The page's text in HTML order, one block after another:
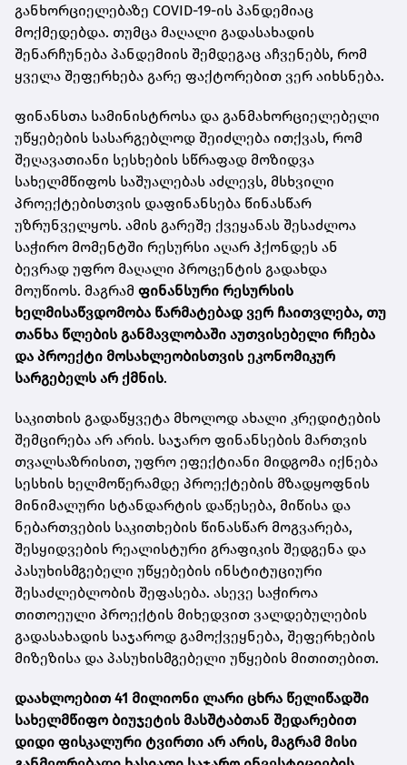
განხორციელებაზე COVID-19-ის პანდემიაც
მოქმედებდა. თუმცა მაღალი გადასახადის
შენარჩუნება პანდემიის შემდეგაც აჩვენებს, რომ
ყველა შეფერხება გარე ფაქტორებით ვერ აიხსნება.
ფინანსთა სამინისტროსა და განმახორციელებელი
უწყებების სასარგებლოდ შეიძლება ითქვას, რომ
შეღავათიანი სესხების სწრაფად მოზიდვა
სახელმწიფოს საშუალებას აძლევს, მსხვილი
პროექტებისთვის დაფინანსება წინასწარ
უზრუნველყოს. ამის გარეშე ქვეყანას შესაძლოა
საჭირო მომენტში რესურსი აღარ ჰქონდეს ან
ბევრად უფრო მაღალი პროცენტის გადახდა
მოუწიოს. მაგრამ ფინანსური რესურსის
ხელმისაწვდომობა წარმატებად ვერ ჩაითვლება, თუ
თანხა წლების განმავლობაში აუთვისებელი რჩება
და პროექტი მოსახლეობისთვის ეკონომიკურ
სარგებელს არ ქმნის.
საკითხის გადაწყვეტა მხოლოდ ახალი კრედიტების
შემცირება არ არის. საჯარო ფინანსების მართვის
თვალსაზრისით, უფრო ეფექტიანი მიდგომა იქნება
სესხის ხელმოწერამდე პროექტების მზადყოფნის
მინიმალური სტანდარტის დაწესება, მიწისა და
ნებართვების საკითხების წინასწარ მოგვარება,
შესყიდვების რეალისტური გრაფიკის შედგენა და
პასუხისმგებელი უწყებების ინსტიტუციური
შესაძლებლობის შეფასება. ასევე საჭიროა
თითოეული პროექტის მიხედვით ვალდებულების
გადასახადის საჯაროდ გამოქვეყნება, შეფერხების
მიზეზისა და პასუხისმგებელი უწყების მითითებით.
დაახლოებით 41 მილიონი ლარი ცხრა წელიწადში
სახელმწიფო ბიუჯეტის მასშტაბთან შედარებით
დიდი ფისკალური ტვირთი არ არის, მაგრამ მისი